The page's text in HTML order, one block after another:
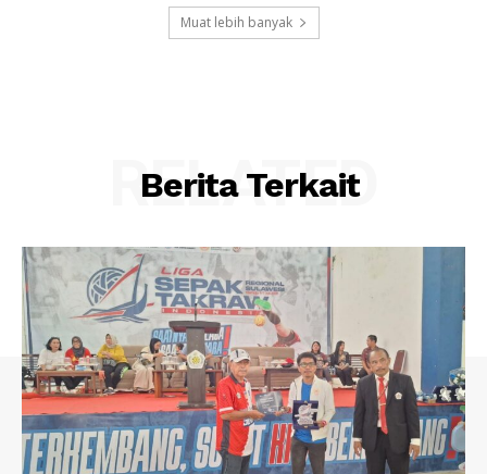
Muat lebih banyak
Berita Terkait
RELATED